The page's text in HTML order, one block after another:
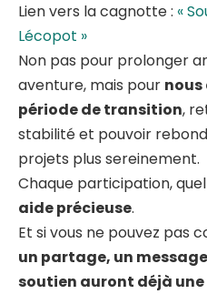
Lien vers la cagnotte : «
Lécopot »
Non pas pour prolonger
aventure, mais pour
période de transition,
stabilité et pouvoir
projets plus sereinement.
Chaque participation,
aide précieuse.
Et si vous ne pouvez pas
un partage, un
soutien auront déjà